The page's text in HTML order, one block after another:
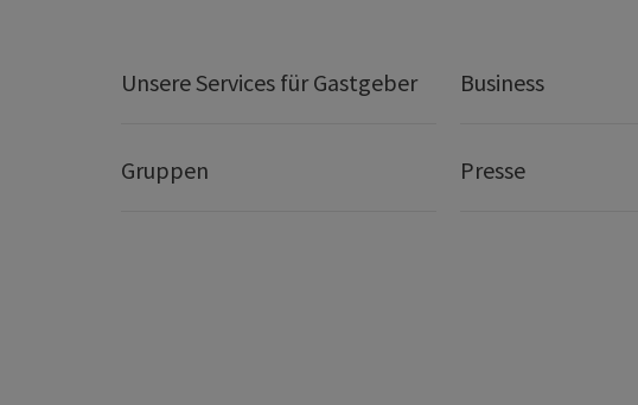
Unsere Services für Gastgeber Business
Gruppen Presse